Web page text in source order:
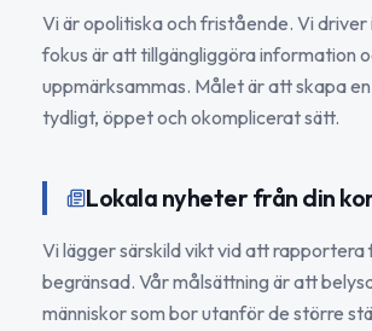
Vi är opolitiska och fristående. Vi
fokus är att tillgängliggöra information
uppmärksammas. Målet är att skapa
tydligt, öppet och okomplicerat sätt.
Lokala nyheter från din
Vi lägger särskild vikt vid att
begränsad. Vår målsättning är att
människor som bor utanför de större